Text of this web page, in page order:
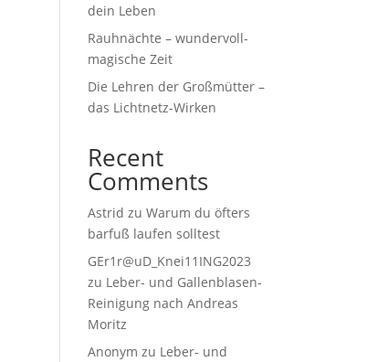
dein Leben
Rauhnächte – wundervoll-
magische Zeit
Die Lehren der Großmütter –
das Lichtnetz-Wirken
Recent
Comments
Astrid zuWarum du öfters
barfuß laufen solltest
GEr1r@uD_Knei11ING2023
zu Leber- und Gallenblasen-
Reinigung nach Andreas
Moritz
Anonym zu Leber- und